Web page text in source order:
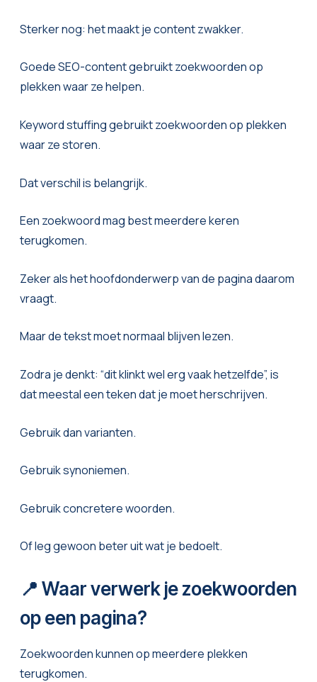
Sterker nog: het maakt je content zwakker.
Goede SEO-content gebruikt zoekwoorden op
plekken waar ze helpen.
Keyword stuffing gebruikt zoekwoorden op plekken
waar ze storen.
Dat verschil is belangrijk.
Een zoekwoord mag best meerdere keren
terugkomen.
Zeker als het hoofdonderwerp van de pagina daarom
vraagt.
Maar de tekst moet normaal blijven lezen.
Zodra je denkt: “dit klinkt wel erg vaak hetzelfde”, is
dat meestal een teken dat je moet herschrijven.
Gebruik dan varianten.
Gebruik synoniemen.
Gebruik concretere woorden.
Of leg gewoon beter uit wat je bedoelt.
📍 Waar verwerk je zoekwoorden
op een pagina?
Zoekwoorden kunnen op meerdere plekken
terugkomen.